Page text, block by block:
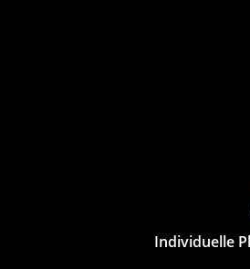
Individuelle